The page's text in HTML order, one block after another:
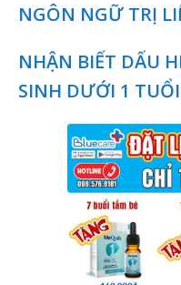
NGÔN NGỮ TRỊ
NHẬN BIẾT DẤU
SINH DƯỚI 1 TUỔI